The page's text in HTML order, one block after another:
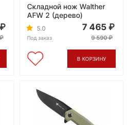
Складной нож Walther
AFW 2 (дерево)
5.0
Под заказ
7 465
9 590
В КОРЗИНУ